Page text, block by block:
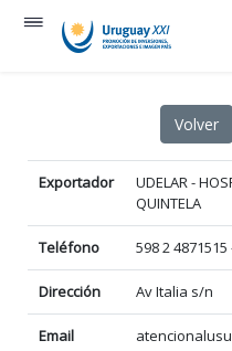
Exportador
UDELAR -
QUINTELA
Teléfono 598 2 4871515
Dirección Av Italia s/n
Email